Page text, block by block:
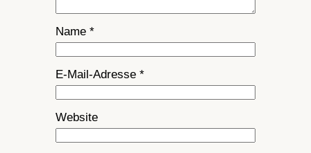
Name *
E-Mail-Adresse *
Website